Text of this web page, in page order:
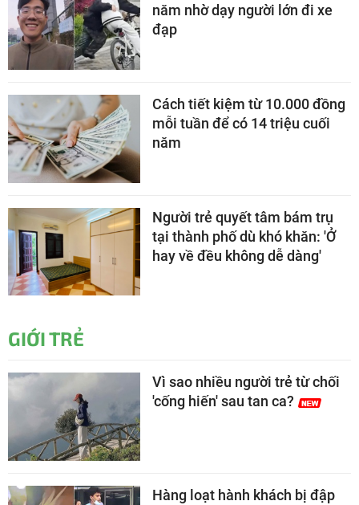
năm nhờ dạy người lớn đi xe
đạp
Cách tiết kiệm từ 10.000 đồng
mỗi tuần để có 14 triệu cuối
năm
Người trẻ quyết tâm bám trụ
tại thành phố dù khó khăn: 'Ở
hay về đều không dễ dàng'
GIỚI TRẺ
Vì sao nhiều người trẻ từ chối
'cống hiến' sau tan ca?
Hàng loạt hành khách bị đập